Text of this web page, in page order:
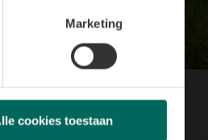
Marketing
cookies toestaan